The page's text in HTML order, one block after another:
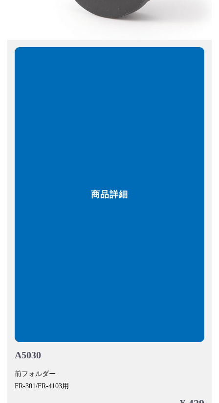
商品詳細
A5030
前フォルダー
FR-301/FR-4103用